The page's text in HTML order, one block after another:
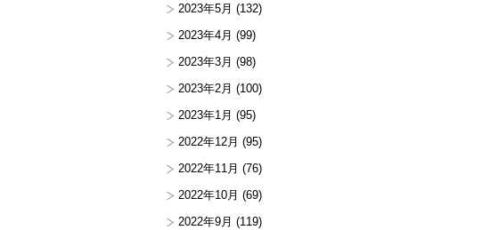
2023年5月 (132)
2023年4月 (99)
2023年3月 (98)
2023年2月 (100)
2023年1月 (95)
2022年12月 (95)
2022年11月 (76)
2022年10月 (69)
2022年9月 (119)